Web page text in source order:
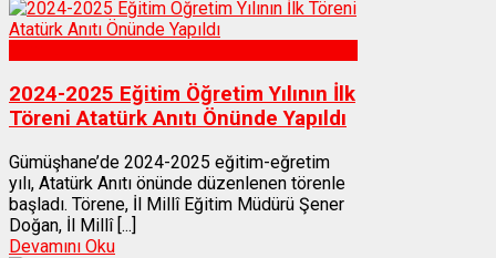
2024-2025 Eğitim Öğretim Yılının İlk
Töreni Atatürk Anıtı Önünde Yapıldı
Gümüşhane’de 2024-2025 eğitim-eğretim
yılı, Atatürk Anıtı önünde düzenlenen törenle
başladı. Törene, İl Millî Eğitim Müdürü Şener
Doğan, İl Millî [...]
Devamını Oku